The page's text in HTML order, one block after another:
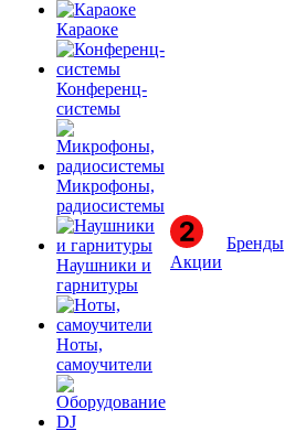
Караоке
Конференц-
системы
Микрофоны,
радиосистемы
Наушники и
гарнитуры
Ноты,
самоучители
Акции
Бренды